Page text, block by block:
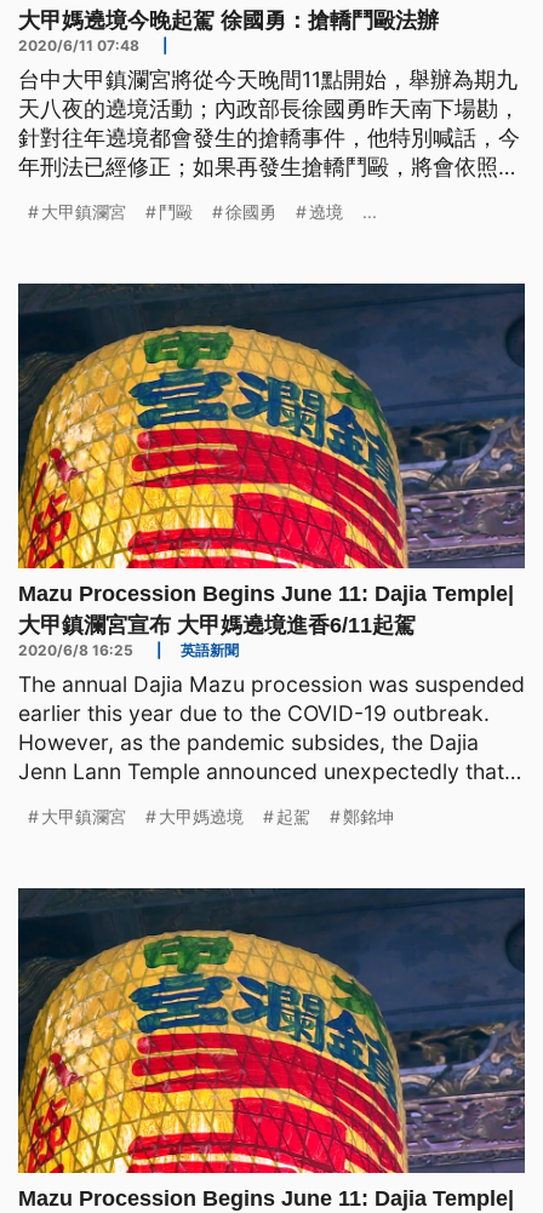
大甲媽遶境今晚起駕 徐國勇：搶轎鬥毆法辦
2020/6/11 07:48
台中大甲鎮瀾宮將從今天晚間11點開始，舉辦為期九
天八夜的遶境活動；內政部長徐國勇昨天南下場勘，
針對往年遶境都會發生的搶轎事件，他特別喊話，今
年刑法已經修正；如果再發生搶轎鬥毆，將會依照強
間11點起駕，遶境沿途將經過台中、彰化、雲林、還
台中，和廟方商討遶境事宜，以往遶境搶神轎擦槍走
火釀衝突，如果雙方不告訴
大甲鎮瀾宮 鬥毆 徐國勇 遶境 ...
Mazu Procession Begins June 11: Dajia Temple|
大甲鎮瀾宮宣布 大甲媽遶境進香6/11起駕
2020/6/8 16:25 英語新聞
The annual Dajia Mazu procession was suspended
earlier this year due to the COVID-19 outbreak.
However, as the pandemic subsides, the Dajia
Jenn Lann Temple announced unexpectedly that
大甲鎮瀾宮 大甲媽遶境 起駕 鄭銘坤
Mazu Procession Begins June 11: Dajia Temple|